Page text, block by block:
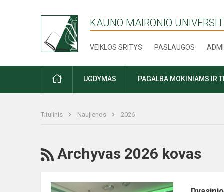
KAUNO MAIRONIO
VEIKLOS SRITYS PASLAUGOS
PRADŽIAUGDYMAS PAGALBA MOKINIAMS IR
Titulinis Naujienos 2026
RSS
Archyvas 2026 kovas
Dvasinio